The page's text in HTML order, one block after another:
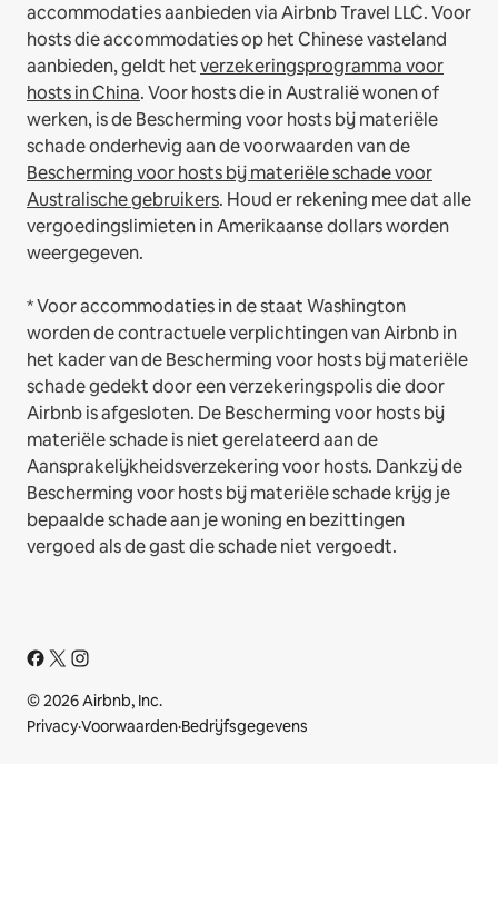
accommodaties aanbieden via Airbnb Travel LLC.Voor
hosts die accommodaties op het Chinese vasteland
aanbieden, geldt hetverzekeringsprogramma voor
hosts in China.Voor hosts die in Australië wonen of
werken, is de Bescherming voor hosts bij materiële
schade onderhevig aan de voorwaarden van de
Bescherming voor hosts bij materiële schade voor
Australische gebruikers. Houd er rekening mee dat alle
vergoedingslimieten in Amerikaanse dollars worden
weergegeven.
* Voor accommodaties in de staat Washington
worden de contractuele verplichtingen van Airbnb in
het kader van de Bescherming voor hosts bij materiële
schade gedekt door een verzekeringspolis die door
Airbnb is afgesloten. De Bescherming voor hosts bij
materiële schade is niet gerelateerd aan de
Aansprakelijkheidsverzekering voor hosts. Dankzij de
Bescherming voor hosts bij materiële schade krijg je
bepaalde schade aan je woning en bezittingen
vergoed als de gast die schade niet vergoedt.
© 2026 Airbnb, Inc.
Privacy·Voorwaarden·Bedrijfsgegevens